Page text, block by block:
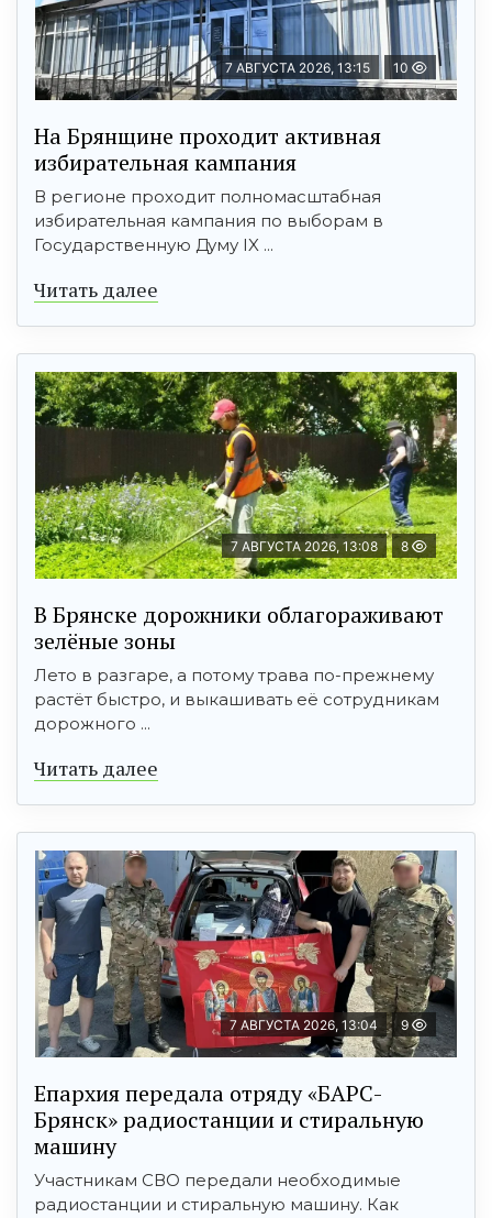
7 АВГУСТА 2026, 13:15 10
На Брянщине проходит активная
избирательная кампания
В регионе проходит полномасштабная
избирательная кампания по выборам в
Государственную Думу IX ...
Читать далее
7 АВГУСТА 2026, 13:08 8
В Брянске дорожники облагораживают
зелёные зоны
Лето в разгаре, а потому трава по-прежнему
растёт быстро, и выкашивать её сотрудникам
дорожного ...
Читать далее
7 АВГУСТА 2026, 13:04 9
Епархия передала отряду «БАРС-
Брянск» радиостанции и стиральную
машину
Участникам СВО передали необходимые
радиостанции и стиральную машину. Как